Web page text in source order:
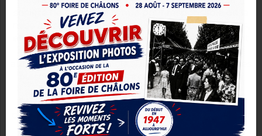
société ne peut être tenue pour responsable de la
mise à disposition de ces sites et sources externes,
et ne peut supporter aucune responsabilité quant
au contenu, publicités, produits, services ou tout
autre matériel disponible sur ou à partir de ces sites
ou sources externes. L’internaute reconnaît que
l’utilisation du site internet de la société
CARREFOUR CROIX DAMPIERRE est régie par le
droit français. (Loi n° 2004- 575 du 21 juin 2004 pour
la confiance dans l’économie numérique).